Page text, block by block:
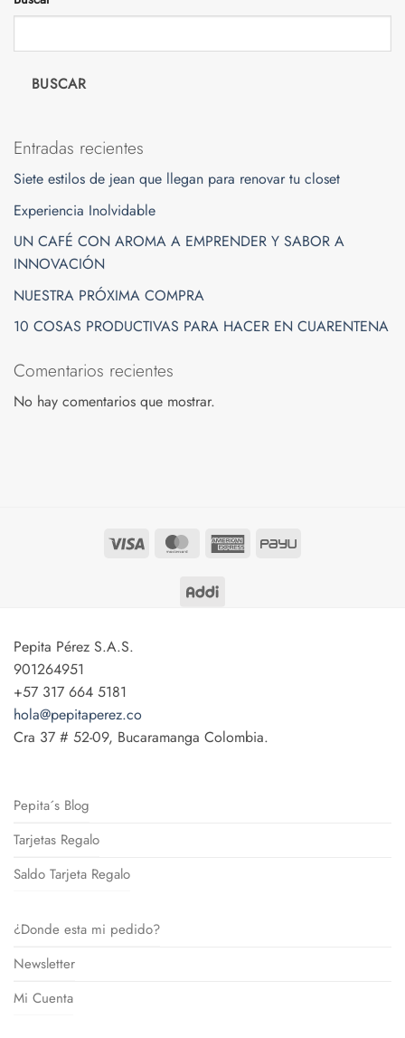
BUSCAR
Entradas recientes
Siete estilos de jean que llegan para renovar tu closet
Experiencia Inolvidable
UN CAFÉ CON AROMA A EMPRENDER Y SABOR A
INNOVACIÓN
NUESTRA PRÓXIMA COMPRA
10 COSAS PRODUCTIVAS PARA HACER EN CUARENTENA
Comentarios recientes
No hay comentarios que mostrar.
Visa MasterCardAmericanPayU
Pepita Pérez S.A.S.
901264951
+57 317 664 5181
hola@pepitaperez.co
Cra 37 # 52-09, Bucaramanga Colombia.
Pepita´s Blog
Tarjetas Regalo
Saldo Tarjeta Regalo
¿Donde esta mi pedido?
Newsletter
Mi Cuenta